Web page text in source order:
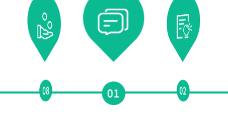
祥润居艺术碑1